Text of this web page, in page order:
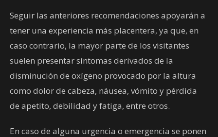
Seguir las anteriores recomendaciones apoyarán a
tener una experiencia más placentera, ya que, en
caso contrario, la mayor parte de los visitantes
suelen presentar síntomas derivados de la
disminución de oxígeno provocado por la altura
como dolor de cabeza, náusea, vómito y pérdida
de apetito, debilidad y fatiga, entre otros.
En caso de alguna urgencia o emergencia se ponen